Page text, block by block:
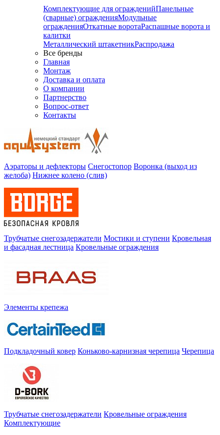
Комплектующие для огражденийПанельные
(сварные) огражденияМодульные
огражденияОткатные воротаРаспашные ворота и
калитки
Металлический штакетникРаспродажа
Все бренды
Главная
Монтаж
Доставка и оплата
О компании
Партнерство
Вопрос-ответ
Контакты
Аэраторы и дефлекторы Снегостопор Воронка (выход из
желоба) Нижнее колено (слив)
Трубчатые снегозадержатели Мостики и ступени Кровельная
и фасадная лестница Кровельные ограждения
Элементы крепежа
Подкладочный ковер Коньково-карнизная черепица Черепица
Трубчатые снегозадержатели Кровельные ограждения
Комплектующие